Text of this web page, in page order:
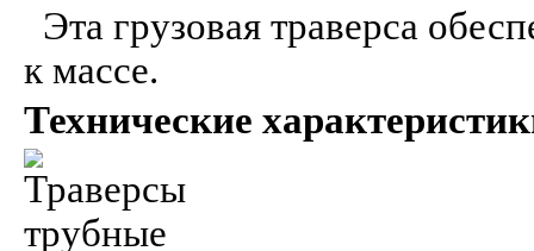
Эта грузовая траверса
к массе.
Технические